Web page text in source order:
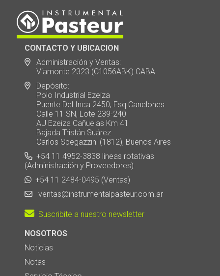
CONTACTO Y UBICACION
Administración y Ventas:
Viamonte 2323 (C1056ABK) CABA
Depósito:
Polo Industrial Ezeiza
Puente Del Inca 2450, Esq.Canelones
Calle 11 SN, Lote 239-240
AU Ezeiza Cañuelas Km 41
Bajada Tristán Suárez
Carlos Spegazzini (1812), Buenos Aires
+54 11 4952-3838 líneas rotativas
(Administración y Proveedores)
+54 11 2484-0495 (Ventas)
ventas@instrumentalpasteur.com.ar
Suscribite a nuestro newsletter
NOSOTROS
Noticias
Notas